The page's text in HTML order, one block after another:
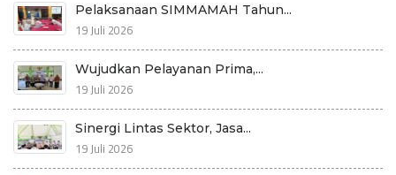
Pelaksanaan SIMMAMAH Tahun...
19 Juli 2026
Wujudkan Pelayanan Prima,...
19 Juli 2026
Sinergi Lintas Sektor, Jasa...
19 Juli 2026